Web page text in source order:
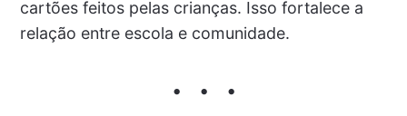
cartões feitos pelas crianças. Isso fortalece a
relação entre escola e comunidade.